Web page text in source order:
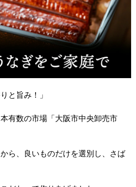
と旨み！」
有数の市場「大阪市中央卸売市
ら、良いものだけを選別し、さば